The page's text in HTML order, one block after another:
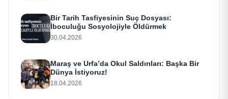
Bir Tarih Tasfiyesinin Suç Dosyası:
İboculuğu Sosyolojiyle Öldürmek
30.04.2026
Maraş ve Urfa’da Okul Saldırıları: Başka Bir
Dünya İstiyoruz!
18.04.2026